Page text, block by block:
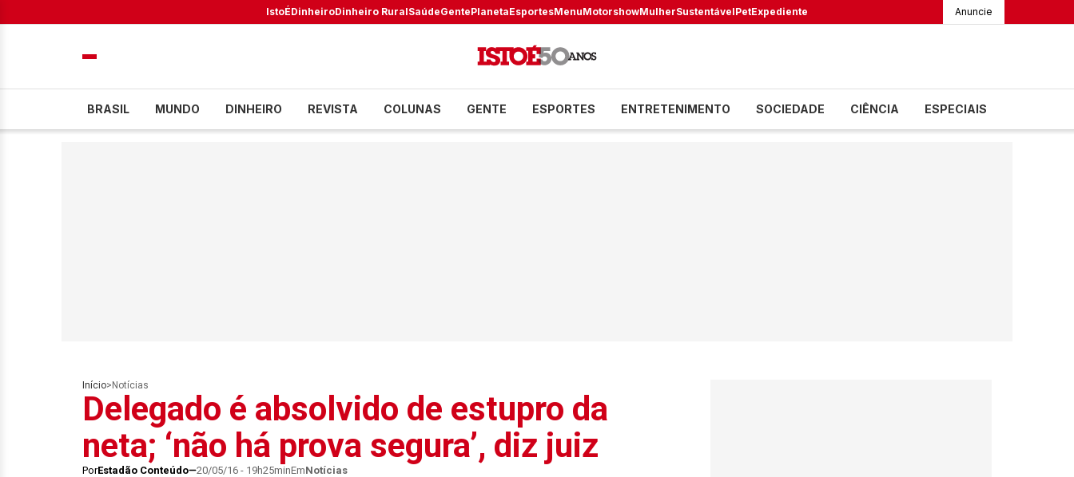
IstoÉDinheiroDinheiro RuralSaúdeGentePlanetaEsportesMenuMotorshowMulherSustentávelPetExpediente Anuncie
BRASIL MUNDO DINHEIRO REVISTA COLUNAS GENTE ESPORTES ENTRETENIMENTO SOCIEDADE CIÊNCIA ESPECIAIS
Início> Notícias
Delegado é absolvido de estupro da
neta; ‘não há prova segura’, diz juiz
PorEstadão Conteúdo 20/05/16 - 19h25minEmNotícias